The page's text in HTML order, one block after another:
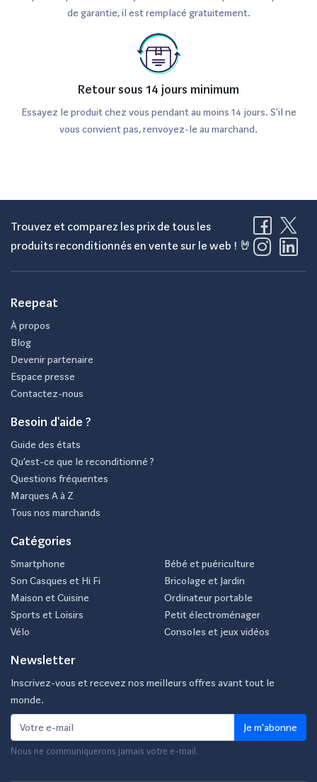
de garantie, il est remplacé gratuitement.
Retour sous 14 jours minimum
Essayez le produit chez vous pendant au moins 14 jours. S'il ne
vous convient pas, renvoyez-le au marchand.
Trouvez et comparez les prix de tous les
produits reconditionnés en vente sur le web ! 🤘
Reepeat
À propos
Blog
Devenir partenaire
Espace presse
Contactez-nous
Besoin d'aide ?
Guide des états
Qu’est-ce que le reconditionné ?
Questions fréquentes
Marques A à Z
Tous nos marchands
Catégories
Smartphone
Son Casques et Hi Fi
Maison et Cuisine
Sports et Loisirs
Vélo
Bébé et puériculture
Bricolage et Jardin
Ordinateur portable
Petit électroménager
Consoles et jeux vidéos
Newsletter
Inscrivez-vous et recevez nos meilleurs offres avant tout le
monde.
Je m'abonne
Nous ne communiquerons jamais votre e-mail.